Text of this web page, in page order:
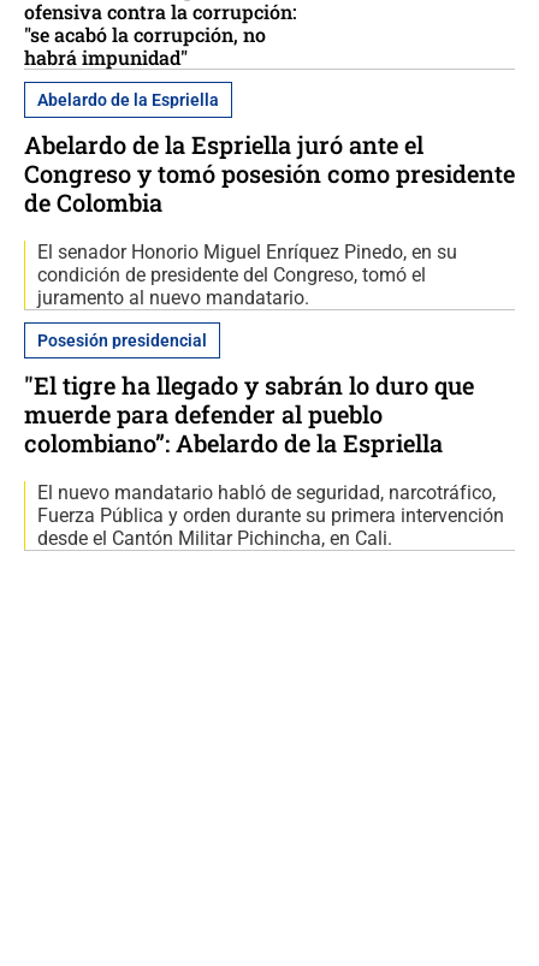
ofensiva contra la corrupción:
"se acabó la corrupción, no
habrá impunidad"
Abelardo de la Espriella
Abelardo de la Espriella juró ante el
Congreso y tomó posesión como presidente
de Colombia
El senador Honorio Miguel Enríquez Pinedo, en su
condición de presidente del Congreso, tomó el
juramento al nuevo mandatario.
Posesión presidencial
"El tigre ha llegado y sabrán lo duro que
muerde para defender al pueblo
colombiano”: Abelardo de la Espriella
El nuevo mandatario habló de seguridad, narcotráfico,
Fuerza Pública y orden durante su primera intervención
desde el Cantón Militar Pichincha, en Cali.